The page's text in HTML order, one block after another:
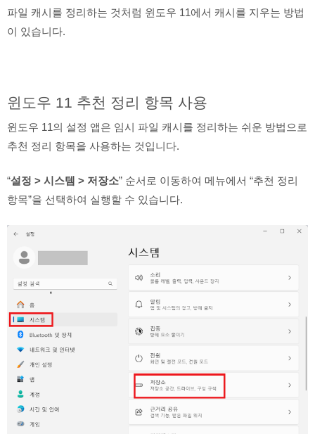
파일 캐시를 정리하는 것처럼 윈도우 11에서 캐시를 지우는 방법
이 있습니다.
윈도우 11 추천 정리 항목 사용
윈도우 11의 설정 앱은 임시 파일 캐시를 정리하는 쉬운 방법으로
추천 정리 항목을 사용하는 것입니다.
“설정 > 시스템 > 저장소” 순서로 이동하여 메뉴에서 “추천 정리
항목”을 선택하여 실행할 수 있습니다.